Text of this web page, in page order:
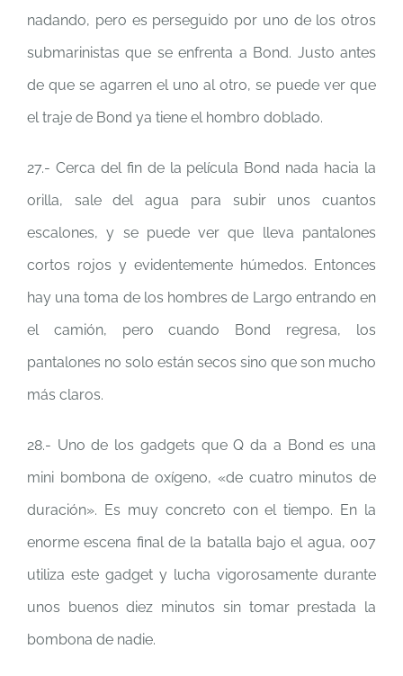
nadando, pero es perseguido por uno de los otros
submarinistas que se enfrenta a Bond. Justo antes
de que se agarren el uno al otro, se puede ver que
el traje de Bond ya tiene el hombro doblado.
27.- Cerca del fin de la película Bond nada hacia la
orilla, sale del agua para subir unos cuantos
escalones, y se puede ver que lleva pantalones
cortos rojos y evidentemente húmedos. Entonces
hay una toma de los hombres de Largo entrando en
el camión, pero cuando Bond regresa, los
pantalones no solo están secos sino que son mucho
más claros.
28.- Uno de los gadgets que Q da a Bond es una
mini bombona de oxígeno, «de cuatro minutos de
duración». Es muy concreto con el tiempo. En la
enorme escena final de la batalla bajo el agua, 007
utiliza este gadget y lucha vigorosamente durante
unos buenos diez minutos sin tomar prestada la
bombona de nadie.